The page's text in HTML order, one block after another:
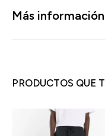
Más información
PRODUCTOS QUE